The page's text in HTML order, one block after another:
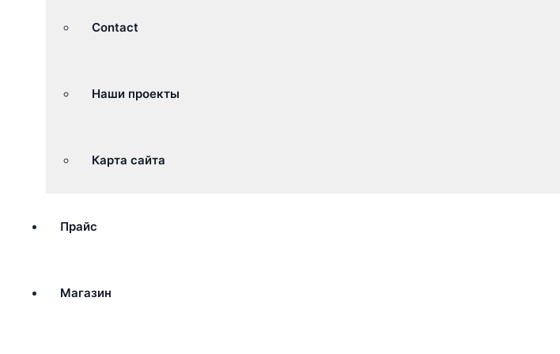
Contact
Наши проекты
Карта сайта
Прайс
Магазин